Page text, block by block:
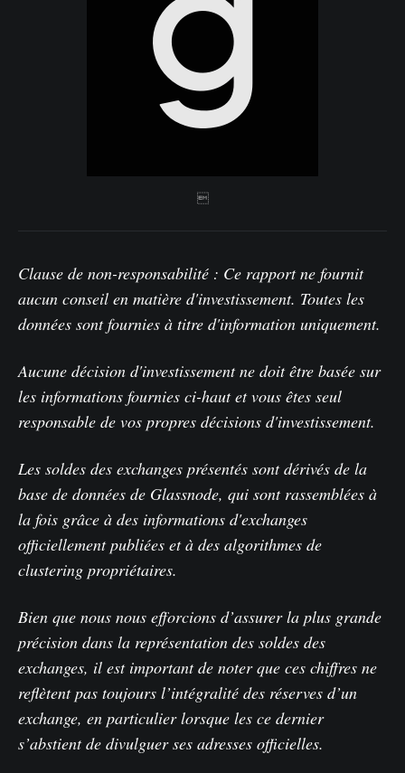

Clause de non-responsabilité : Ce rapport ne fournit
aucun conseil en matière d'investissement. Toutes les
données sont fournies à titre d'information uniquement.
Aucune décision d'investissement ne doit être basée sur
les informations fournies ci-haut et vous êtes seul
responsable de vos propres décisions d'investissement.
Les soldes des exchanges présentés sont dérivés de la
base de données de Glassnode, qui sont rassemblées à
la fois grâce à des informations d'exchanges
officiellement publiées et à des algorithmes de
clustering propriétaires.
Bien que nous nous efforcions d’assurer la plus grande
précision dans la représentation des soldes des
exchanges, il est important de noter que ces chiffres ne
reflètent pas toujours l’intégralité des réserves d’un
exchange, en particulier lorsque les ce dernier
s’abstient de divulguer ses adresses officielles.